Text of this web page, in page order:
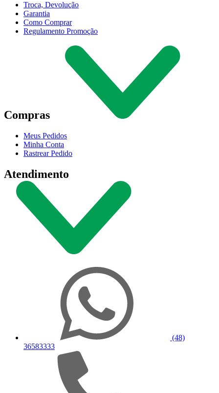
Troca, Devolução
Garantia
Como Comprar
Regulamento Promoção
Compras
Meus Pedidos
Minha Conta
Rastrear Pedido
Atendimento
(48)
36583333